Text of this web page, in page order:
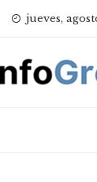
jueves,